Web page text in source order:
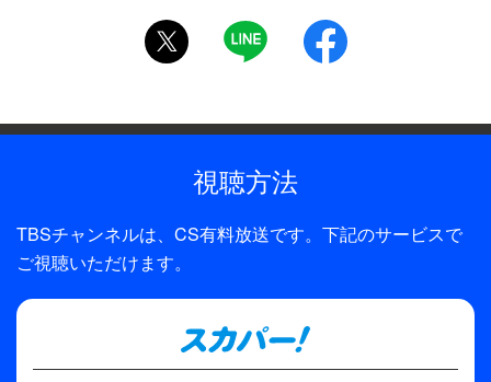
川明男、奥村公延 ほか
制作
TBS
プロデューサー
twitter
LINE
視聴方法
TBSチャンネルは、CS有料放送です。下記のサービスで
ご視聴いただけます。